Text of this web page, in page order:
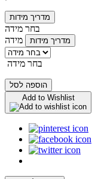
מדריך מידות
בחר מידה
מידה
מדריך מידות
בחר מידה
הוספה לסל
Add to Wishlist